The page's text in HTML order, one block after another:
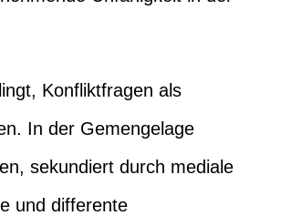
Konfliktfragen als
In der Gemengelage
sekundiert durch mediale
und differente